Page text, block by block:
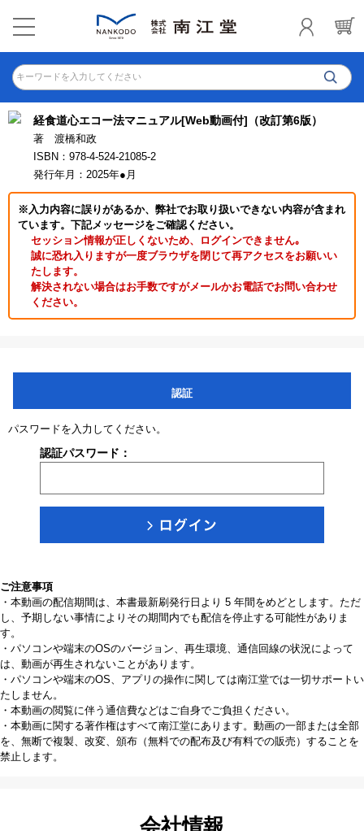
キーワードを入力してください
経食道心エコー法マニュアル[Web動画付]（改訂第6版）
著 渡橋和政
ISBN：978-4-524-21085-2
発行年月：2025年●月
※入力内容に誤りがあるか、弊社でお取り扱いできない内容が含まれ
ています。下記メッセージをご確認ください。
セッション情報が正しくないため、ログインできません｡
誠に恐れ入りますが一度ブラウザを閉じて再アクセスをお願いい
たします。
解決されない場合はお手数ですがメールかお電話でお問い合わせ
ください。
認証
パスワードを入力してください。
認証パスワード：
ご注意事項
・本動画の配信期間は、本書最新刷発行日より 5 年間をめどとします。ただ
し、予期しない事情によりその期間内でも配信を停止する可能性がありま
す。
・パソコンや端末のOSのバージョン、再生環境、通信回線の状況によって
は、動画が再生されないことがあります。
・パソコンや端末のOS、アプリの操作に関しては南江堂では一切サポートい
たしません。
・本動画の閲覧に伴う通信費などはご自身でご負担ください。
・本動画に関する著作権はすべて南江堂にあります。動画の一部または全部
を、無断で複製、改変、頒布（無料での配布及び有料での販売）することを
禁止します。
会社情報